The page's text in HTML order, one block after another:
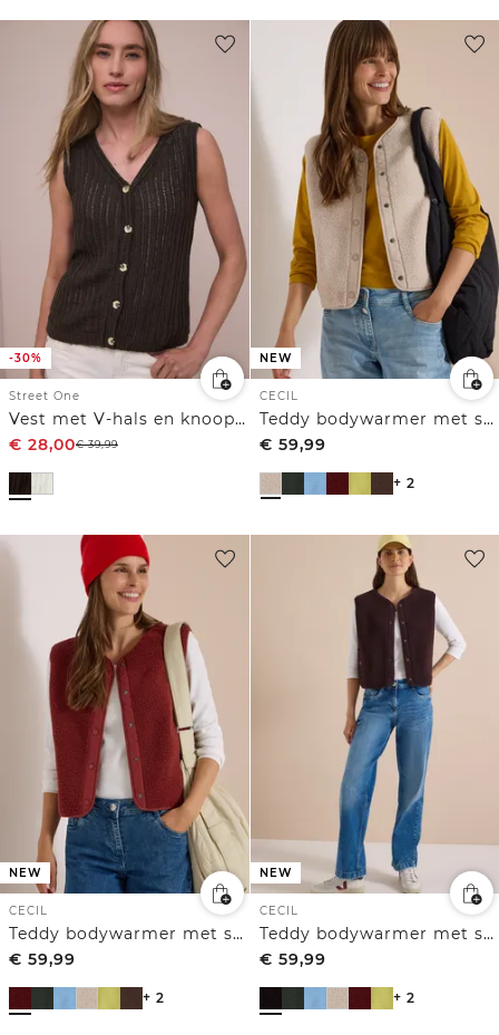
-30%
Street One
Vest met V-hals en knoopsluiting
€ 28,00€39,99
NEW
CECIL
Teddy bodywarmer met softshelldetails
€ 59,99
+ 2
NEW
CECIL
Teddy bodywarmer met softshelldetails
€ 59,99
+ 2
NEW
CECIL
Teddy bodywarmer met softshelldetails
€ 59,99
+ 2